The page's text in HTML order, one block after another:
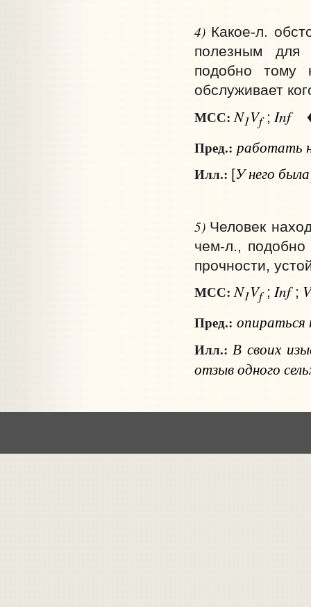
4) Какое‑л.
полезным для
подобно тому
обслуживает
МСС: N1Vf; Inf
Пред.: работать
Илл.: [У него
5) Человек
чем‑л.,
прочности,
МСС: N1Vf; Inf; V
Пред.: опираться
Илл.: В своих
отзыв одного